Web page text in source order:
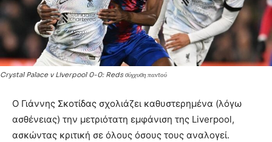
Crystal Palace v Liverpool 0-0: Reds σύγχυση παντού
Ο Γιάννης Σκοτίδας σχολιάζει καθυστερημένα (λόγω
ασθένειας) την μετριότατη εμφάνιση της Liverpool,
ασκώντας κριτική σε όλους όσους τους αναλογεί.